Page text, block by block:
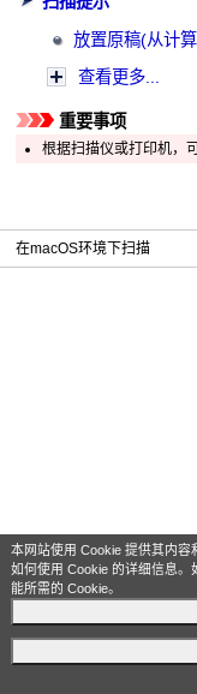
本网站使用 Cookie 提供其内容
如何使用 Cookie 的详细信息。
能所需的 Cookie。
放置原稿(从计
查看更多...
重要事项
根据扫描仪或打印机，
在macOS环境下扫描